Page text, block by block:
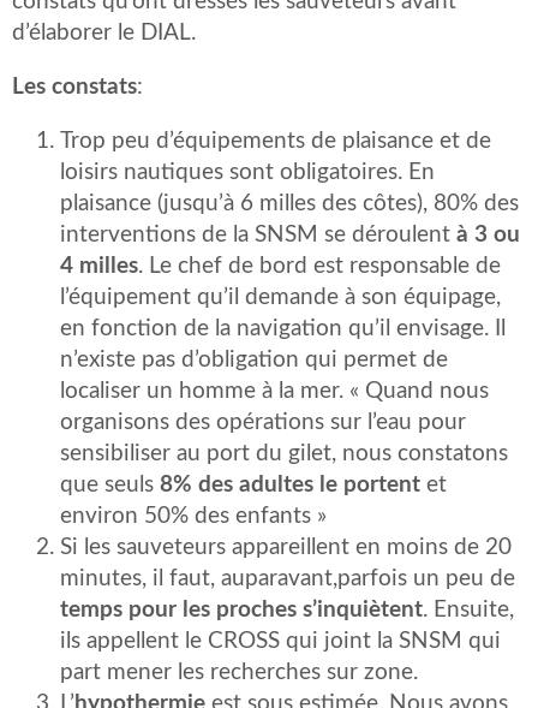
d’élaborer le DIAL.
Les constats:
Trop peu d’équipements de plaisance et de
loisirs nautiques sont obligatoires. En
plaisance (jusqu’à 6 milles des côtes), 80% des
interventions de la SNSM se déroulent à 3 ou
4 milles. Le chef de bord est responsable de
l’équipement qu’il demande à son équipage,
en fonction de la navigation qu’il envisage. Il
n’existe pas d’obligation qui permet de
localiser un homme à la mer. « Quand nous
organisons des opérations sur l’eau pour
sensibiliser au port du gilet, nous constatons
que seuls 8% des adultes le portent et
environ 50% des enfants »
Si les sauveteurs appareillent en moins de 20
minutes, il faut, auparavant,parfois un peu de
temps pour les proches s’inquiètent. Ensuite,
ils appellent le CROSS qui joint la SNSM qui
part mener les recherches sur zone.